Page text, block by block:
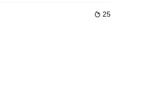
是，希特勒曾说过这
他逃向台湾的阴谋，他佯装驻扎柳州与解放军
 25